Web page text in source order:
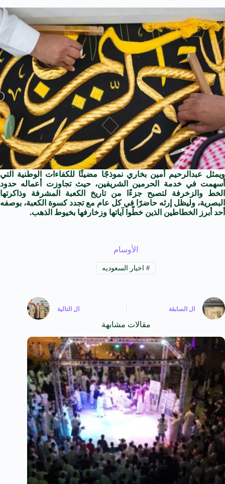
ويمثل عبدالرحيم أمين بخاري نموذجًا مضيئًا للكفاءات الوطنية التي
أسهمت في خدمة الحرمين الشريفين، حيث تجاوزت أعماله حدود
الخط والزخرفة لتصبح جزءًا من تاريخ الكعبة المشرفة وذاكرتها
البصرية، وليظل إرثه حاضرًا في كل عام مع تجدد كسوة الكعبة، بوصفه
أحد أبرز الخطاطين الذين خطّوا آياتها وزخارفها بخيوط الذهب.
الأوسام
#اخبار السعوديه
ال السابقة ال التالية
مقالات مشابهة